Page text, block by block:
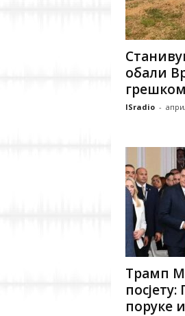
обали
грешком
ISradio -
Трамп
поруке